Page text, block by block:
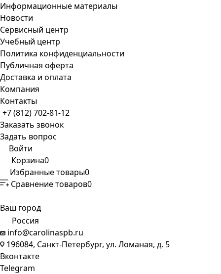
Информационные материалы
Новости
Сервисный центр
Учебный центр
Политика конфиденциальности
Публичная оферта
Доставка и оплата
Компания
Контакты
+7 (812) 702-81-12
Заказать звонок
Задать вопрос
Войти
Корзина0
Избранные товары0
Сравнение товаров0
Ваш город
Россия
info@carolinaspb.ru
196084, Санкт-Петербург, ул. Ломаная, д. 5
Вконтакте
Telegram